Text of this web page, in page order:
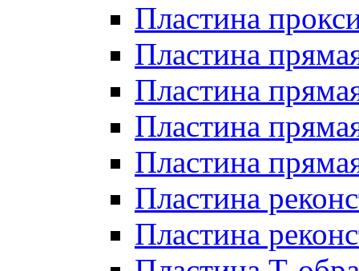
Пластина
Пластина
Пластина
Пластина
Пластина
Пластина
Пластина